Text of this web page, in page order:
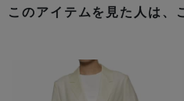
このアイテムを見た人は、